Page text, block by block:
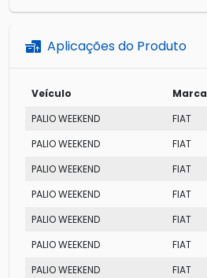
Aplicações do Produto
Veículo Marca
PALIO WEEKEND
FIAT
PALIO WEEKEND
FIAT
PALIO WEEKEND
FIAT
PALIO WEEKEND
FIAT
PALIO WEEKEND
FIAT
PALIO WEEKEND
FIAT
PALIO WEEKEND
FIAT